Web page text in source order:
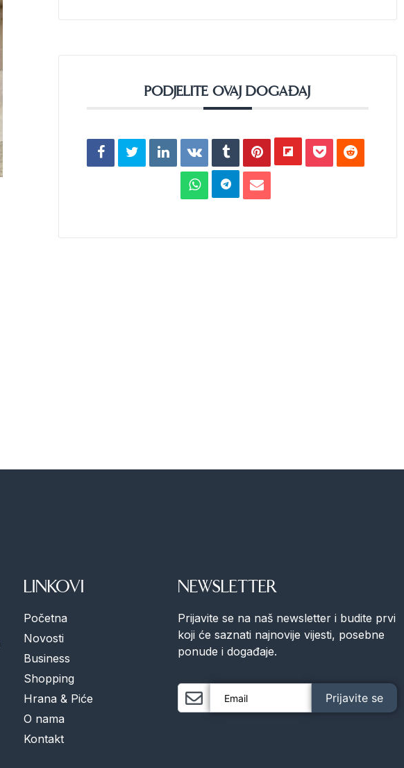
PODJELITE OVAJ DOGAĐAJ
LINKOVI
Početna
Novosti
Business
Shopping
Hrana & Piće
O nama
Kontakt
NEWSLETTER
Prijavite se na naš newsletter i budite prvi
koji će saznati najnovije vijesti, posebne
ponude i događaje.
Prijavite se